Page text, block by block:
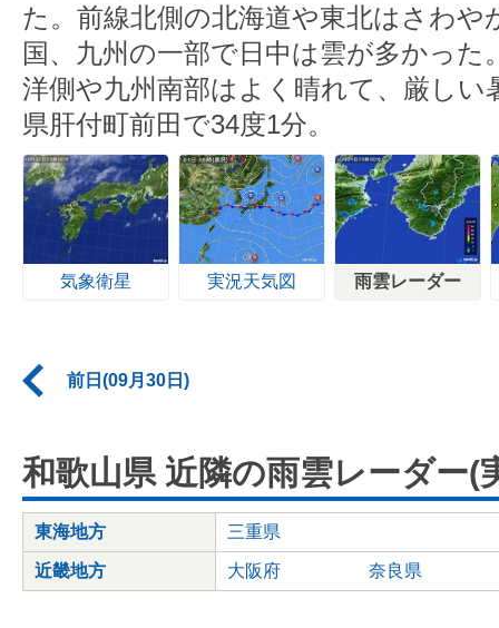
た。前線北側の北海道や東北はさわや
国、九州の一部で日中は雲が多かった
洋側や九州南部はよく晴れて、厳しい
県肝付町前田で34度1分。
気象衛星 実況天気図 雨雲レーダー
前日(09月30日)
和歌山県 近隣の雨雲レーダー(
東海地方 三重県
近畿地方 大阪府 奈良県